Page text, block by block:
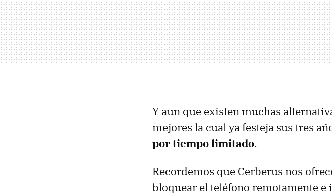
Y aun que existen muchas
mejores la cual ya festeja sus tres
por tiempo limitado.
Recordemos que Cerberus nos
bloquear el teléfono remotamente